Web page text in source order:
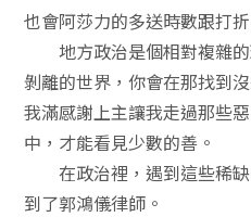
也會阿莎力的多送時數跟打折
地方政治是個相對複雜的
剝離的世界，你會在那找到
我滿感謝上主讓我走過那些
中，才能看見少數的善。
在政治裡，遇到這些稀缺
到了郭鴻儀律師。